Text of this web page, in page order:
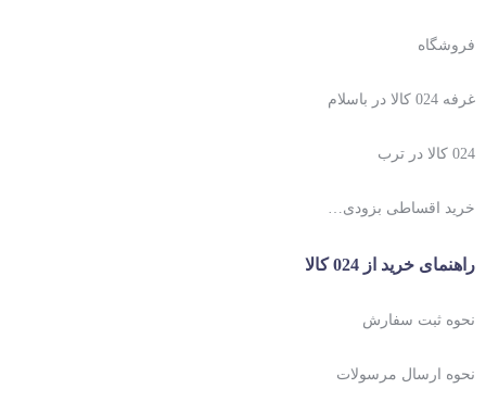
فروشگاه
غرفه 024 کالا در باسلام
024 کالا در ترب
خرید اقساطی بزودی…
راهنمای خرید از 024 کالا
نحوه ثبت سفارش
نحوه ارسال مرسولات